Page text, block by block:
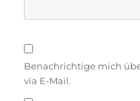
Benachrichtige mich
via E-Mail.